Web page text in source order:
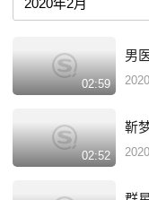
02:59
男
02:52
靳